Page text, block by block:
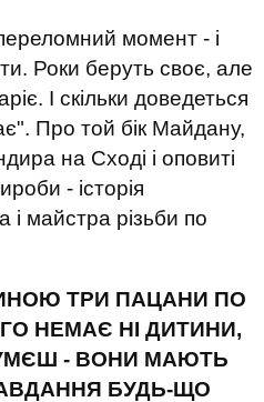
момент - і
Роки беруть своє, але
І скільки доведеться
Про той бік Майдану,
на Сході і оповиті
- історія
і майстра різьби по
ТРИ ПАЦАНИ ПО
НЕМАЄ НІ ДИТИНИ,
- ВОНИ МАЮТЬ
БУДЬ-ЩО